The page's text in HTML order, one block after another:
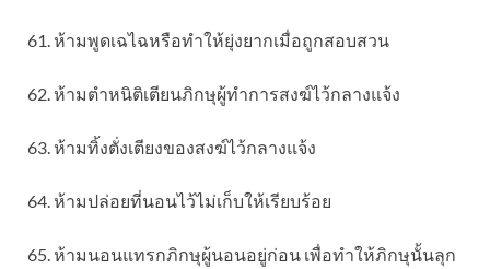
61. ห้ามพูดเฉไฉหรือทำให้ยุ่งยากเมื่อถูกสอบสวน
62. ห้ามตำหนิติเตียนภิกษุผู้ทำการสงฆ์ไว้กลางแจ้ง
63. ห้ามทิ้งตั่งเตียงของสงฆ์ไว้กลางแจ้ง
64. ห้ามปล่อยที่นอนไว้ไม่เก็บให้เรียบร้อย
65. ห้ามนอนแทรกภิกษุผู้นอนอยู่ก่อน เพื่อทำให้ภิกษุนั้นลุก